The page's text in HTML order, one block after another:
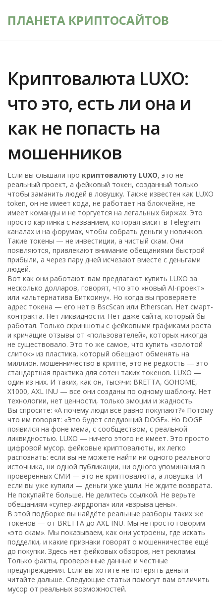
ПЛАНЕТА КРИПТОСАЙТОВ
Криптовалюта LUXO:
что это, есть ли она и
как не попасть на
мошенников
Если вы слышали про криптовалюту LUXO,это не
реальный проект, а фейковый токен, созданный только
чтобы заманить людей в ловушку. Также известен как LUXO
token, он не имеет кода, не работает на блокчейне, не
имеет команды и не торгуется на легальных биржах. Это
просто картинка с названием, которая висит в Telegram-
каналах и на форумах, чтобы собрать деньги у новичков.
Такие токены — не инвестиции, а чистый скам. Они
появляются, привлекают внимание обещаниями быстрой
прибыли, а через пару дней исчезают вместе с деньгами
людей.
Вот как они работают: вам предлагают купить LUXO за
несколько долларов, говорят, что это «новый AI-проект»
или «альтернатива Биткоину». Но когда вы проверяете
адрес токена — его нет в BscScan или Etherscan. Нет смарт-
контракта. Нет ликвидности. Нет даже сайта, который бы
работал. Только скриншоты с фейковыми графиками роста
и кричащие отзывы от «пользователей», которых никогда
не существовало. Это то же самое, что купить «золотой
слиток» из пластика, который обещают обменять на
миллион.мошенничество в крипте,это не редкость — это
стандартная практика для сотен таких токенов. LUXO —
один из них. И таких, как он, тысячи: BRETTA, GOHOME,
X1000, AXL INU — все они созданы по одному шаблону. Нет
технологии, нет ценности, только эмоции и жадность.
Вы спросите: «А почему люди всё равно покупают?» Потому
что им говорят: «Это будет следующий DOGE». Но DOGE
появился на фоне мема, с сообществом, с реальной
ликвидностью. LUXO — ничего этого не имеет. Это просто
цифровой мусор. фейковые криптовалюты,их легко
распознать: если вы не можете найти ни одного реального
источника, ни одной публикации, ни одного упоминания в
проверенных СМИ — это не криптовалюта, а ловушка. И
если вы уже купили — деньги уже ушли. Не ждите возврата.
Не покупайте больше. Не делитесь ссылкой. Не верьте
обещаниям «супер-аирдропа» или «взрыва цены».
В этой подборке вы найдёте реальные разборы таких же
токенов — от BRETTA до AXL INU. Мы не просто говорим
«это скам». Мы показываем, как они устроены, где искать
подделки, и какие признаки говорят о мошенничестве ещё
до покупки. Здесь нет фейковых обзоров, нет рекламы.
Только факты, проверенные данные и честные
предупреждения. Если вы хотите не потерять деньги —
читайте дальше. Следующие статьи помогут вам отличить
мусор от реальных возможностей.